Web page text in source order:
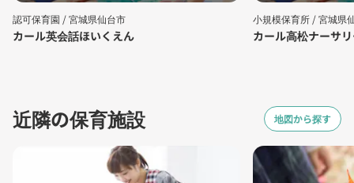
認可保育園 /宮城県仙台市
カール英会話ほいくえん
小規模保育所 /宮城県
カール高松ナーサ
近隣の保育施設 地図から探す